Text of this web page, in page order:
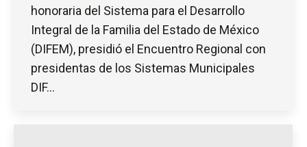
honoraria del Sistema para el Desarrollo
Integral de la Familia del Estado de México
(DIFEM), presidió el Encuentro Regional con
presidentas de los Sistemas Municipales
DIF…